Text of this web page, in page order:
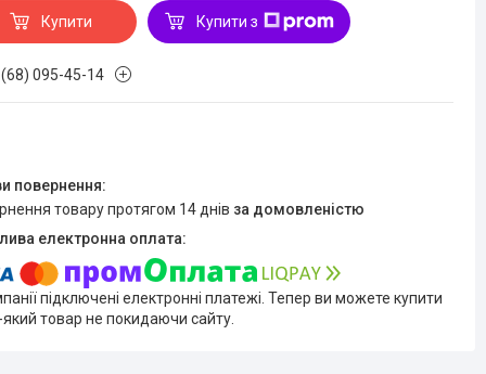
Купити Купити з
095-45-14
товару протягом 14 днів за домовленістю
підключені електронні платежі. Тепер ви можете купити
товар не покидаючи сайту.